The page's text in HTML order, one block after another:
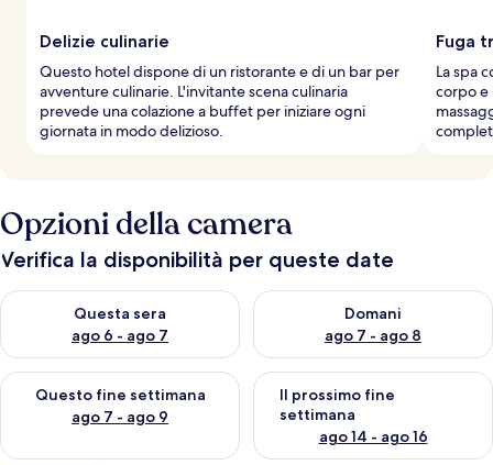
a
t
o
Delizie culinarie
Questo hotel dispone di un ristorante e di un bar per
avventure culinarie. L'invitante scena culinaria
prevede una colazione a buffet per iniziare ogni
giornata in modo delizioso.
Fuga
La spa
corpo e
Opzioni della camera
Verifica la disponibilità per queste date
Questa sera
ago 6 - ago 7
Verifica la disponibilità per questa sera, ago 6 - ago 7
Domani
ago 7 - ago 8
Verifica la disponibilità per
Questo fine settimana
ago 7 - ago 9
Verifica la disponibilità per questo fine settimana, ago 7 - ago
Il prossimo fine
settimana
ago 14 - ago 16
Verifica la disponibilità per il